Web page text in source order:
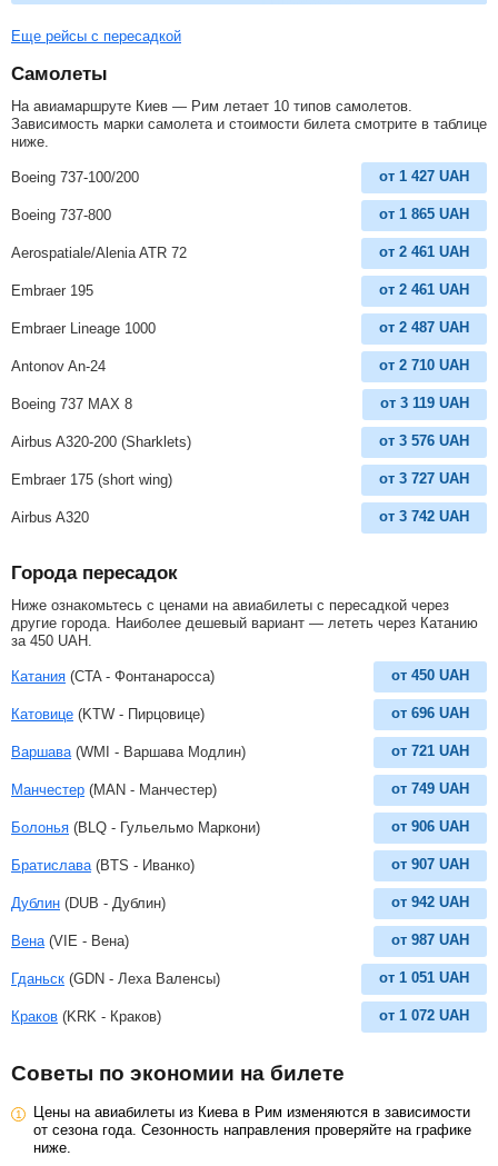
Еще рейсы с пересадкой
Самолеты
На авиамаршруте Киев — Рим летает 10 типов самолетов.
Зависимость марки самолета и стоимости билета смотрите в таблице
ниже.
Boeing 737-100/200 от 1 427 UAH
Boeing 737-800 от 1 865 UAH
Aerospatiale/Alenia ATR 72 от 2 461 UAH
Embraer 195 от 2 461 UAH
Embraer Lineage 1000 от 2 487 UAH
Antonov An-24 от 2 710 UAH
Boeing 737 MAX 8 от 3 119 UAH
Airbus A320-200 (Sharklets) от 3 576 UAH
Embraer 175 (short wing) от 3 727 UAH
Airbus A320 от 3 742 UAH
Города пересадок
Ниже ознакомьтесь с ценами на авиабилеты с пересадкой через
другие города. Наиболее дешевый вариант — лететь через Катанию
за 450 UAH
Катания (CTA - Фонтанаросса) от 450 UAH
Катовице (KTW - Пирцовице) от 696 UAH
Варшава (WMI - Варшава Модлин) от 721 UAH
Манчестер (MAN - Манчестер) от 749 UAH
Болонья (BLQ - Гульельмо Маркони) от 906 UAH
Братислава (BTS - Иванко) от 907 UAH
Дублин (DUB - Дублин) от 942 UAH
Вена (VIE - Вена) от 987 UAH
Гданьск (GDN - Леха Валенсы) от 1 051 UAH
Краков (KRK - Краков) от 1 072 UAH
Советы по экономии на билете
Цены на авиабилеты из Киева в Рим изменяются в зависимости
от сезона года. Сезонность направления проверяйте на графике
ниже.